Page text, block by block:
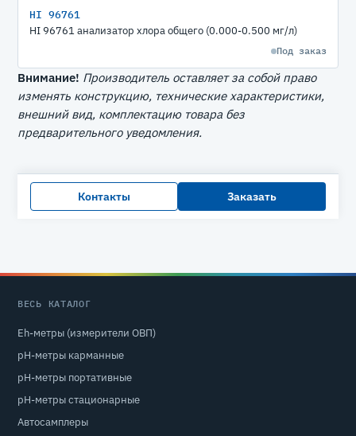
HI 96761
HI 96761 анализатор хлора общего (0.000-0.500 мг/л)
Под заказ
Внимание! Производитель оставляет за собой право
изменять конструкцию, технические характеристики,
внешний вид, комплектацию товара без
предварительного уведомления.
Контакты Заказать
ВЕСЬ КАТАЛОГ
Eh-метры (измерители ОВП)
pH-метры карманные
pH-метры портативные
pH-метры стационарные
Автосамплеры